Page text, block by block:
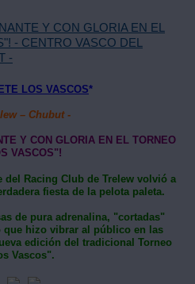
Y CON GLORIA EN EL
- CENTRO VASCO DEL
-
LOS VASCOS*
– Chubut -
Y CON GLORIA EN EL TORNEO
VASCOS"!
Racing Club de Trelew volvió a
fiesta de la pelota paleta.
de pura adrenalina, "cortadas"
hizo vibrar al público en las
edición del tradicional Torneo
Vascos".